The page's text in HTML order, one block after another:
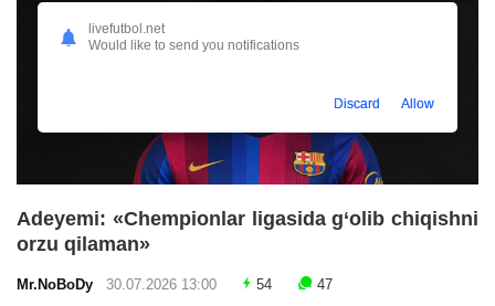
Adeyemi: «Chempionlar ligasida g‘olib chiqishni
orzu qilaman»
Mr.NoBoDy 30.07.2026 13:00 54 47
livefutbol.net
Would like to send you notifications
Discard Allow